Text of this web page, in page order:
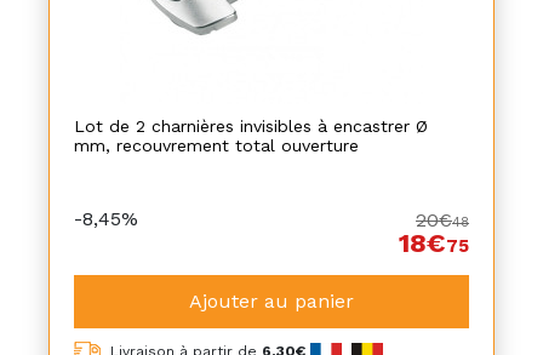
Lot de 2 charnières invisibles à encastrer Ø
mm, recouvrement total ouverture
-8,45% 20€48
18€75
Ajouter au panier
Livraison à partir de 6,30€